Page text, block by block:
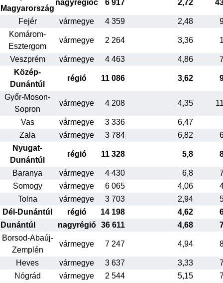
Magyarország
nagyrégióc 6 917 2,72
Fejér vármegye 4 359 2,48
Komárom-
Esztergom
vármegye 2 264 3,36
Veszprém vármegye 4 463 4,86
Közép-
Dunántúl
régió 11 086 3,62
Győr-Moson-
Sopron
vármegye 4 208 4,35
Vas vármegye 3 336
6,47
Zala
vármegye 3 784 6,82
Nyugat-
Dunántúl
régió 11 328 5,8
Baranya vármegye 4 430 6,8
Somogy
vármegye 6 065 4,06
Tolna
vármegye 3 703 2,94
Dél-Dunántúl
régió 14 198 4,62
Dunántúl
nagyrégió 36 611 4,68
Borsod-Abaúj-
Zemplén
vármegye 7 247 4,94
Heves vármegye 3 637 3,33
Nógrád
vármegye 2 544 5,15